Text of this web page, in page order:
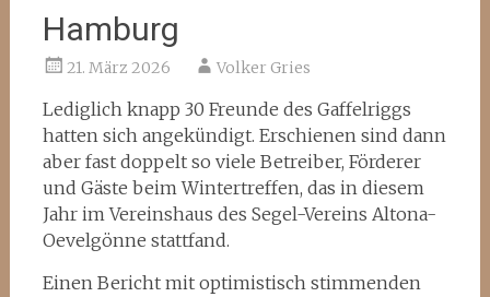
Hamburg
21. März 2026 Volker Gries
Lediglich knapp 30 Freunde des Gaffelriggs
hatten sich angekündigt. Erschienen sind dann
aber fast doppelt so viele Betreiber, Förderer
und Gäste beim Wintertreffen, das in diesem
Jahr im Vereinshaus des Segel-Vereins Altona-
Oevelgönne stattfand.
Einen Bericht mit optimistisch stimmenden